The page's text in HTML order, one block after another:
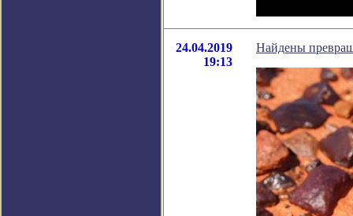
24.04.2019
19:13
Найдены